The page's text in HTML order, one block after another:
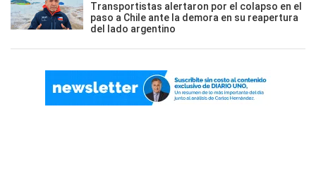
Transportistas alertaron por el colapso en el
paso a Chile ante la demora en su reapertura
del lado argentino